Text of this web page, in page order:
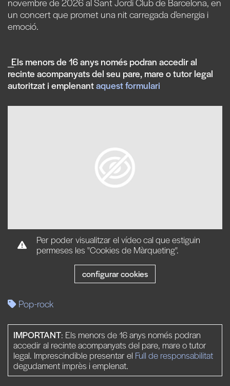
un concert que promet una nit carregada d'energia i
emoció.
_Els menors de 16 anys només podran accedir al
recinte acompanyats del seu pare, mare o tutor legal
autoritzat i emplenantaquest formulari
Per poder visualitzar el vídeo cal que estiguin
permeses les "Cookies de Màrqueting".
configurar cookies
Pop-rock
IMPORTANT: Els menors de 16 anys només podran
accedir al recinte acompanyats del pare, mare o tutor
legal. Imprescindible presentar el Full de responsabilitat
degudament imprès i emplenat.